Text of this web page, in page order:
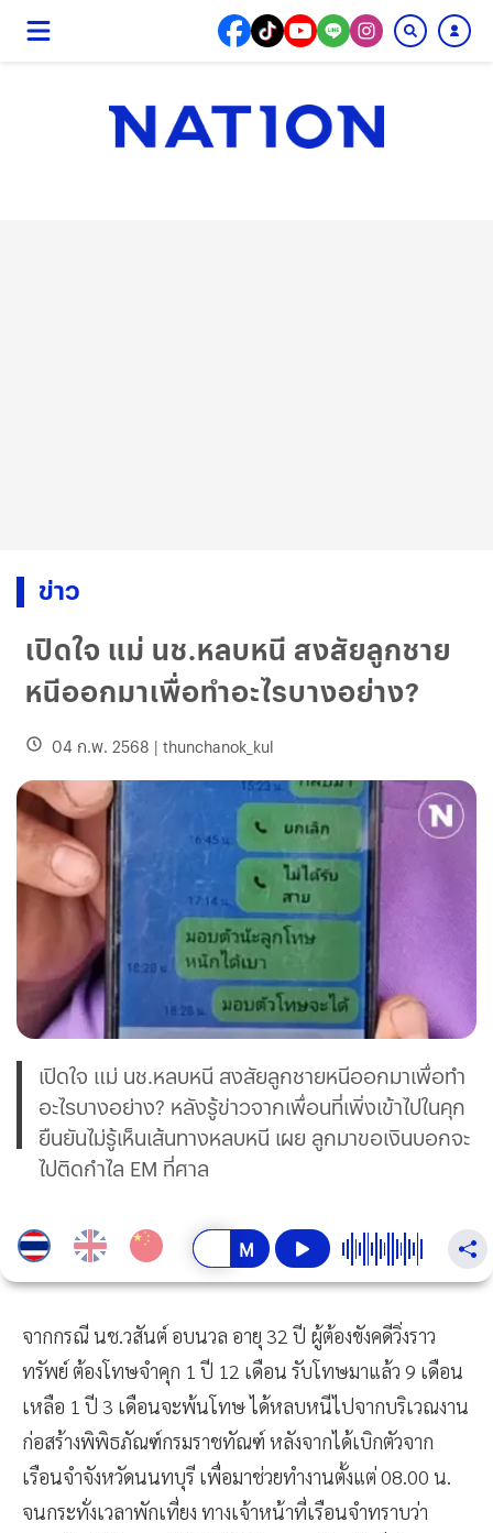
ข่าว
เปิดใจ แม่ นช.หลบหนี สงสัยลูกชาย
หนีออกมาเพื่อทำอะไรบางอย่าง?
04 ก.พ. 2568 | thunchanok_kul
เปิดใจ แม่ นช.หลบหนี สงสัยลูกชายหนีออกมาเพื่อทำ
อะไรบางอย่าง? หลังรู้ข่าวจากเพื่อนที่เพิ่งเข้าไปในคุก
ยืนยันไม่รู้เห็นเส้นทางหลบหนี เผย ลูกมาขอเงินบอกจะ
ไปติดกำไล EM ที่ศาล
จากกรณี นช.วสันต์ อบนวล อายุ 32 ปี ผู้ต้องขังคดีวิ่งราว
ทรัพย์ ต้องโทษจำคุก 1 ปี 12 เดือน รับโทษมาแล้ว 9 เดือน
เหลือ 1 ปี 3 เดือนจะพ้นโทษ ได้หลบหนีไปจากบริเวณงาน
ก่อสร้างพิพิธภัณฑ์กรมราชทัณฑ์ หลังจากได้เบิกตัวจาก
เรือนจำจังหวัดนนทบุรี เพื่อมาช่วยทำงานตั้งแต่ 08.00 น.
จนกระทั่งเวลาพักเที่ยง ทางเจ้าหน้าที่เรือนจำทราบว่า